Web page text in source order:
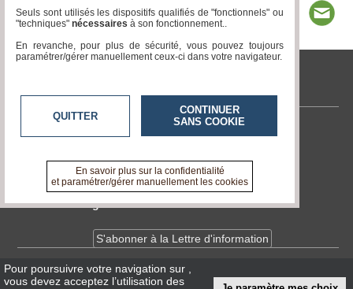
tvlocale.fr
Contactez-nous
A propos de tvlocale.fr
Devenir délégué
S'abonner à la Lettre d'information
InfosCNIL/RGPD
Pour poursuivre votre navigation sur
vous devez acceptez l’utilisation des
Seuls sont utilisés les dispositifs qualifiés de "fonctionnels" ou
"techniques" nécessaires à son fonctionnement..
En revanche, pour plus de sécurité, vous pouvez toujours
paramétrer/gérer manuellement ceux-ci dans votre navigateur.
QUITTER
CONTINUER
SANS COOKIE
En savoir plus sur la confidentialité
et paramétrer/gérer manuellement les cookies